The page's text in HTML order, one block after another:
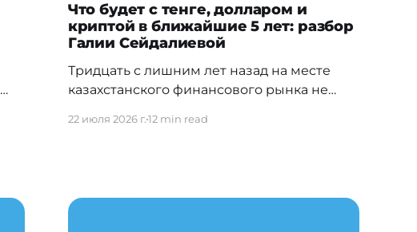
Что будет с тенге, долларом и
криптой в ближайшие 5 лет: разбор
Галии Сейдалиевой
Тридцать с лишним лет назад на месте
казахстанского финансового рынка не
ни учебников, по которым можно было бы
депозитария до вывода компаний на
22 июля 2026 г.12 min read